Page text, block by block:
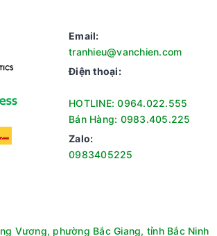
công mỗi lần giặt, đồng thời tiết kiệm
Email:
tranhieu@vanchien.com
Điện thoại:
HOTLINE: 0964.022.555
Bán Hàng: 0983.405.225
Zalo:
0983405225
Vương, phường Bắc Giang, tỉnh Bắc Ninh